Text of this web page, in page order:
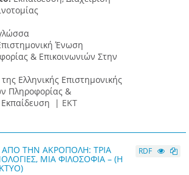
Ένωση
& Επικοινωνιών Στην
Ελληνικής Επιστημονικής
Πληροφορίας &
Εκπαίδευση | ΕΚΤ
ΤΗΝ ΑΚΡΟΠΟΛΗ: ΤΡΙΑ
ΜΙΑ ΦΙΛΟΣΟΦΙΑ – (Η
RDF